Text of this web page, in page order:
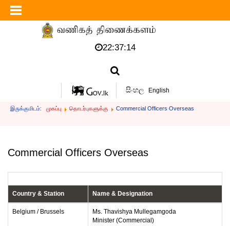
22:37:14
සිංහල English
இருக்குமிடம்: முகப்பு தொடர்புகளுக்கு Commercial Officers Overseas
Commercial Officers Overseas
Country & Station Name & Designation
Belgium / Brussels
Ms. Thavishya Mullegamgoda
Minister (Commercial)